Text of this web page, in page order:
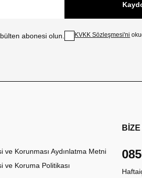
abonesi olun. KVKK Sözleşmesi'ni
ve Korunması Aydınlatma Metni
ve Koruma Politikası